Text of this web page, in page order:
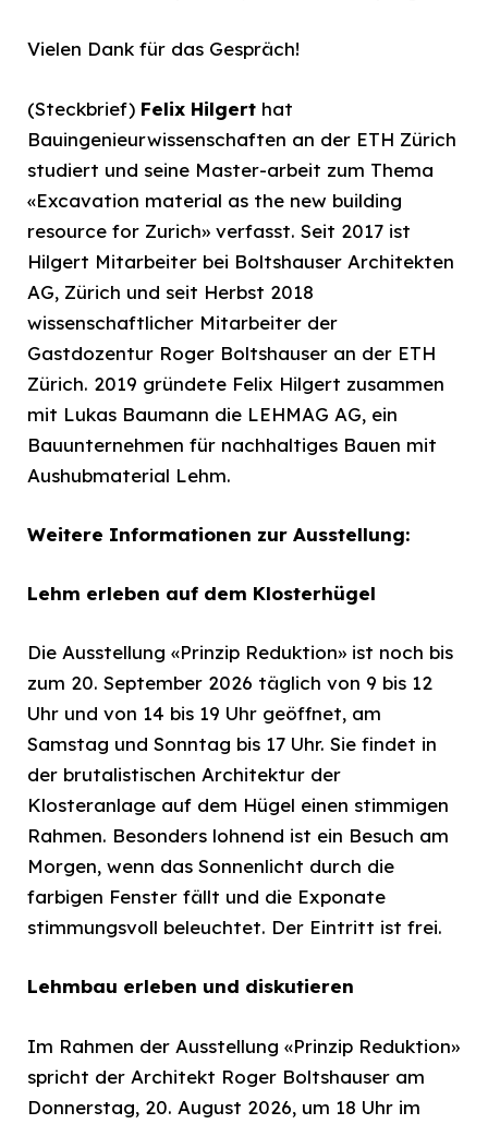
Vielen Dank für das Gespräch!
(Steckbrief) Felix Hilgert hat
Bauingenieurwissenschaften an der ETH Zürich
studiert und seine Master-arbeit zum Thema
«Excavation material as the new building
resource for Zurich» verfasst. Seit 2017 ist
Hilgert Mitarbeiter bei Boltshauser Architekten
AG, Zürich und seit Herbst 2018
wissenschaftlicher Mitarbeiter der
Gastdozentur Roger Boltshauser an der ETH
Zürich. 2019 gründete Felix Hilgert zusammen
mit Lukas Baumann die LEHMAG AG, ein
Bauunternehmen für nachhaltiges Bauen mit
Aushubmaterial Lehm.
Weitere Informationen zur Ausstellung:
Lehm erleben auf dem Klosterhügel
Die Ausstellung «Prinzip Reduktion» ist noch bis
zum 20. September 2026 täglich von 9 bis 12
Uhr und von 14 bis 19 Uhr geöffnet, am
Samstag und Sonntag bis 17 Uhr. Sie findet in
der brutalistischen Architektur der
Klosteranlage auf dem Hügel einen stimmigen
Rahmen. Besonders lohnend ist ein Besuch am
Morgen, wenn das Sonnenlicht durch die
farbigen Fenster fällt und die Exponate
stimmungsvoll beleuchtet. Der Eintritt ist frei.
Lehmbau erleben und diskutieren
Im Rahmen der Ausstellung «Prinzip Reduktion»
spricht der Architekt Roger Boltshauser am
Donnerstag, 20. August 2026, um 18 Uhr im